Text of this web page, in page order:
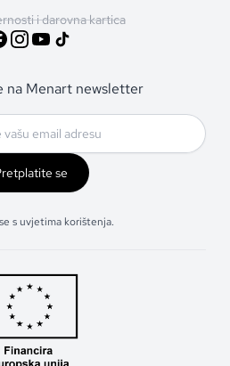
i darovna kartica
na Menart newsletter
se
s uvjetima korištenja.